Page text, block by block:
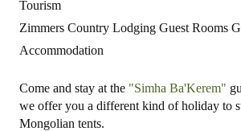
Tourism
Zimmers Country Lodging Guest Rooms
Accommodation
Come and stay at the "Simha Ba'Kerem"
we offer you a different kind of holiday to
Mongolian tents.